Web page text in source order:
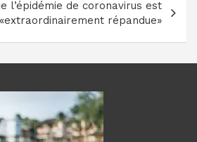
l’épidémie de coronavirus est
«extraordinairement répandue»